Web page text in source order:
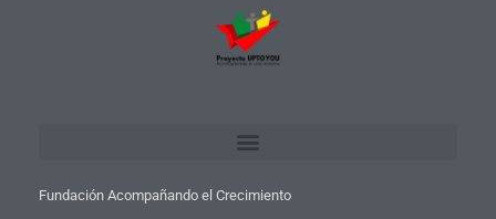
Fundación Acompañando el Crecimiento